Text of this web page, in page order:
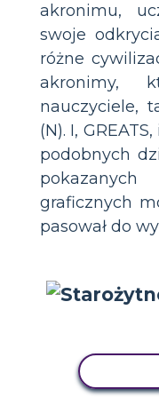
akronimu,
swoje
różne
akronimy,
nauczyciele,
(N). I,
podobnych
graficznych
pasował do